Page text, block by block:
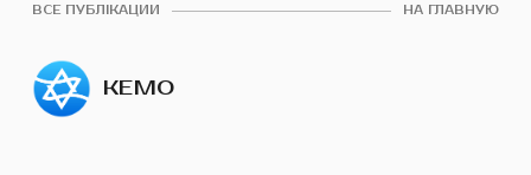
ВСЕ ПУБЛІКАЦИИ НА ГЛАВНУЮ
КЕМО